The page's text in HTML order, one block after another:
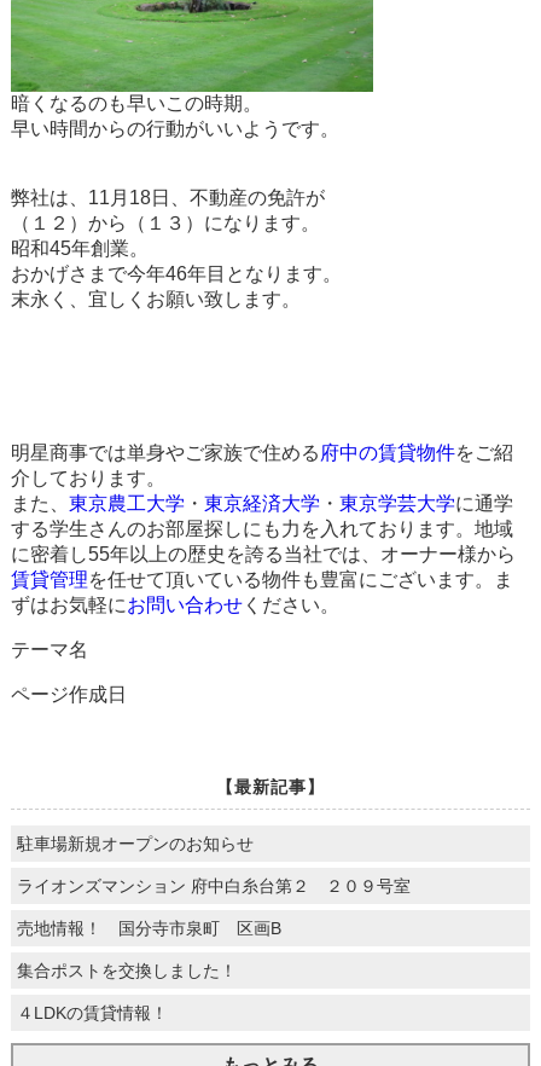
暗くなるのも早いこの時期。
早い時間からの行動がいいようです。
弊社は、11月18日、不動産の免許が
（１２）から（１３）になります。
昭和45年創業。
おかげさまで今年46年目となります。
末永く、宜しくお願い致します。
明星商事では単身やご家族で住める 府中の賃貸物件をご紹
介しております。
また、 東京農工大学 ・ 東京経済大学 ・ 東京学芸大学に通学
する学生さんのお部屋探しにも力を入れております。地域
に密着し55年以上の歴史を誇る当社では、オーナー様から
賃貸管理を任せて頂いている物件も豊富にございます。ま
ずはお気軽にお問い合わせください。
テーマ名
ページ作成日
【最新記事】
駐車場新規オープンのお知らせ
ライオンズマンション 府中白糸台第２ ２０９号室
売地情報！ 国分寺市泉町 区画B
集合ポストを交換しました！
４LDKの賃貸情報！